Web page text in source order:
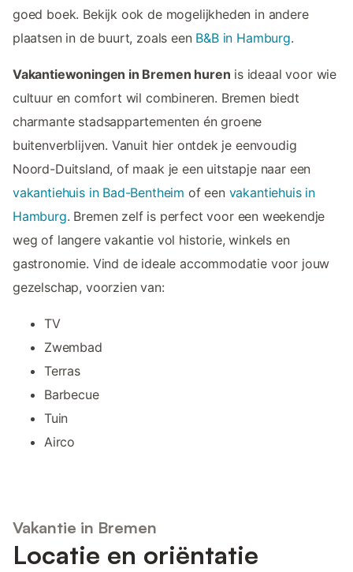
goed boek. Bekijk ook de mogelijkheden in andere
plaatsen in de buurt, zoals een B&B in Hamburg.
Vakantiewoningen in Bremen huren is ideaal voor wie
cultuur en comfort wil combineren. Bremen biedt
charmante stadsappartementen én groene
buitenverblijven. Vanuit hier ontdek je eenvoudig
Noord-Duitsland, of maak je een uitstapje naar een
vakantiehuis in Bad-Bentheim of een vakantiehuis in
Hamburg. Bremen zelf is perfect voor een weekendje
weg of langere vakantie vol historie, winkels en
gastronomie. Vind de ideale accommodatie voor jouw
gezelschap, voorzien van:
TV
Zwembad
Terras
Barbecue
Tuin
Airco
Vakantie in Bremen
Locatie en oriëntatie